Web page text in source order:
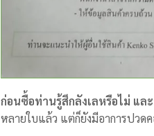
ก่อนซื้อท่านรู้สึกลังเลหรือไม่ แล
หลายใบแล้ว แต่ก็ยังมีอาการปวด